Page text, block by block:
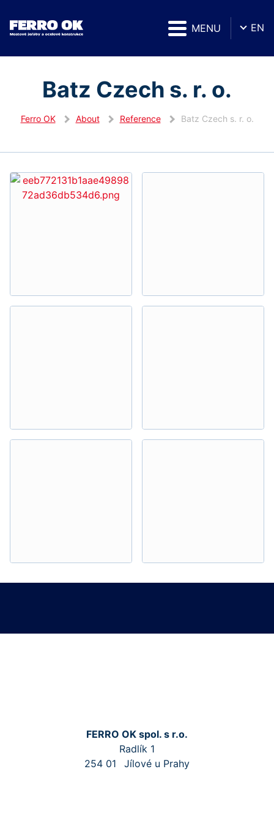
MENU EN
Batz Czech s. r. o.
Ferro OK About Reference Batz Czech s. r. o.
FERRO OK spol. s r.o.
Radlík 1
254 01
Jílové u Prahy